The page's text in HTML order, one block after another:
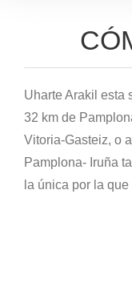
Uharte Arakil esta
32 km de
Vitoria-Gasteiz, o
Pamplona- Iruña
la única por la